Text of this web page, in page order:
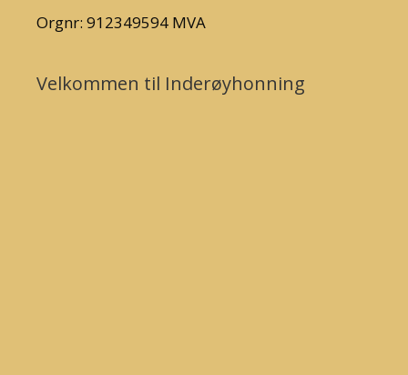
Orgnr: 912349594 MVA
Velkommen til Inderøyhonning